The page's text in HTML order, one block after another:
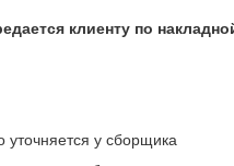
клиенту по
уточняется у сборщика